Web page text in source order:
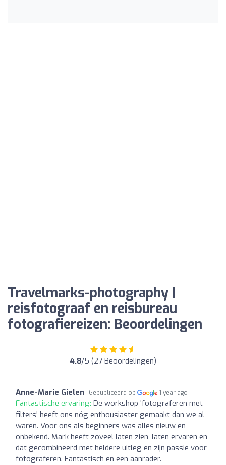
Travelmarks-photography |
reisfotograaf en reisbureau
fotografiereizen: Beoordelingen
4.8/5 (27 Beoordelingen)
Anne-Marie Gielen Gepubliceerd op 1 year ago
Fantastische ervaring: De workshop 'fotograferen met
filters' heeft ons nóg enthousiaster gemaakt dan we al
waren. Voor ons als beginners was alles nieuw en
onbekend. Mark heeft zoveel laten zien, laten ervaren en
dat gecombineerd met heldere uitleg en zijn passie voor
fotograferen. Fantastisch en een aanrader.